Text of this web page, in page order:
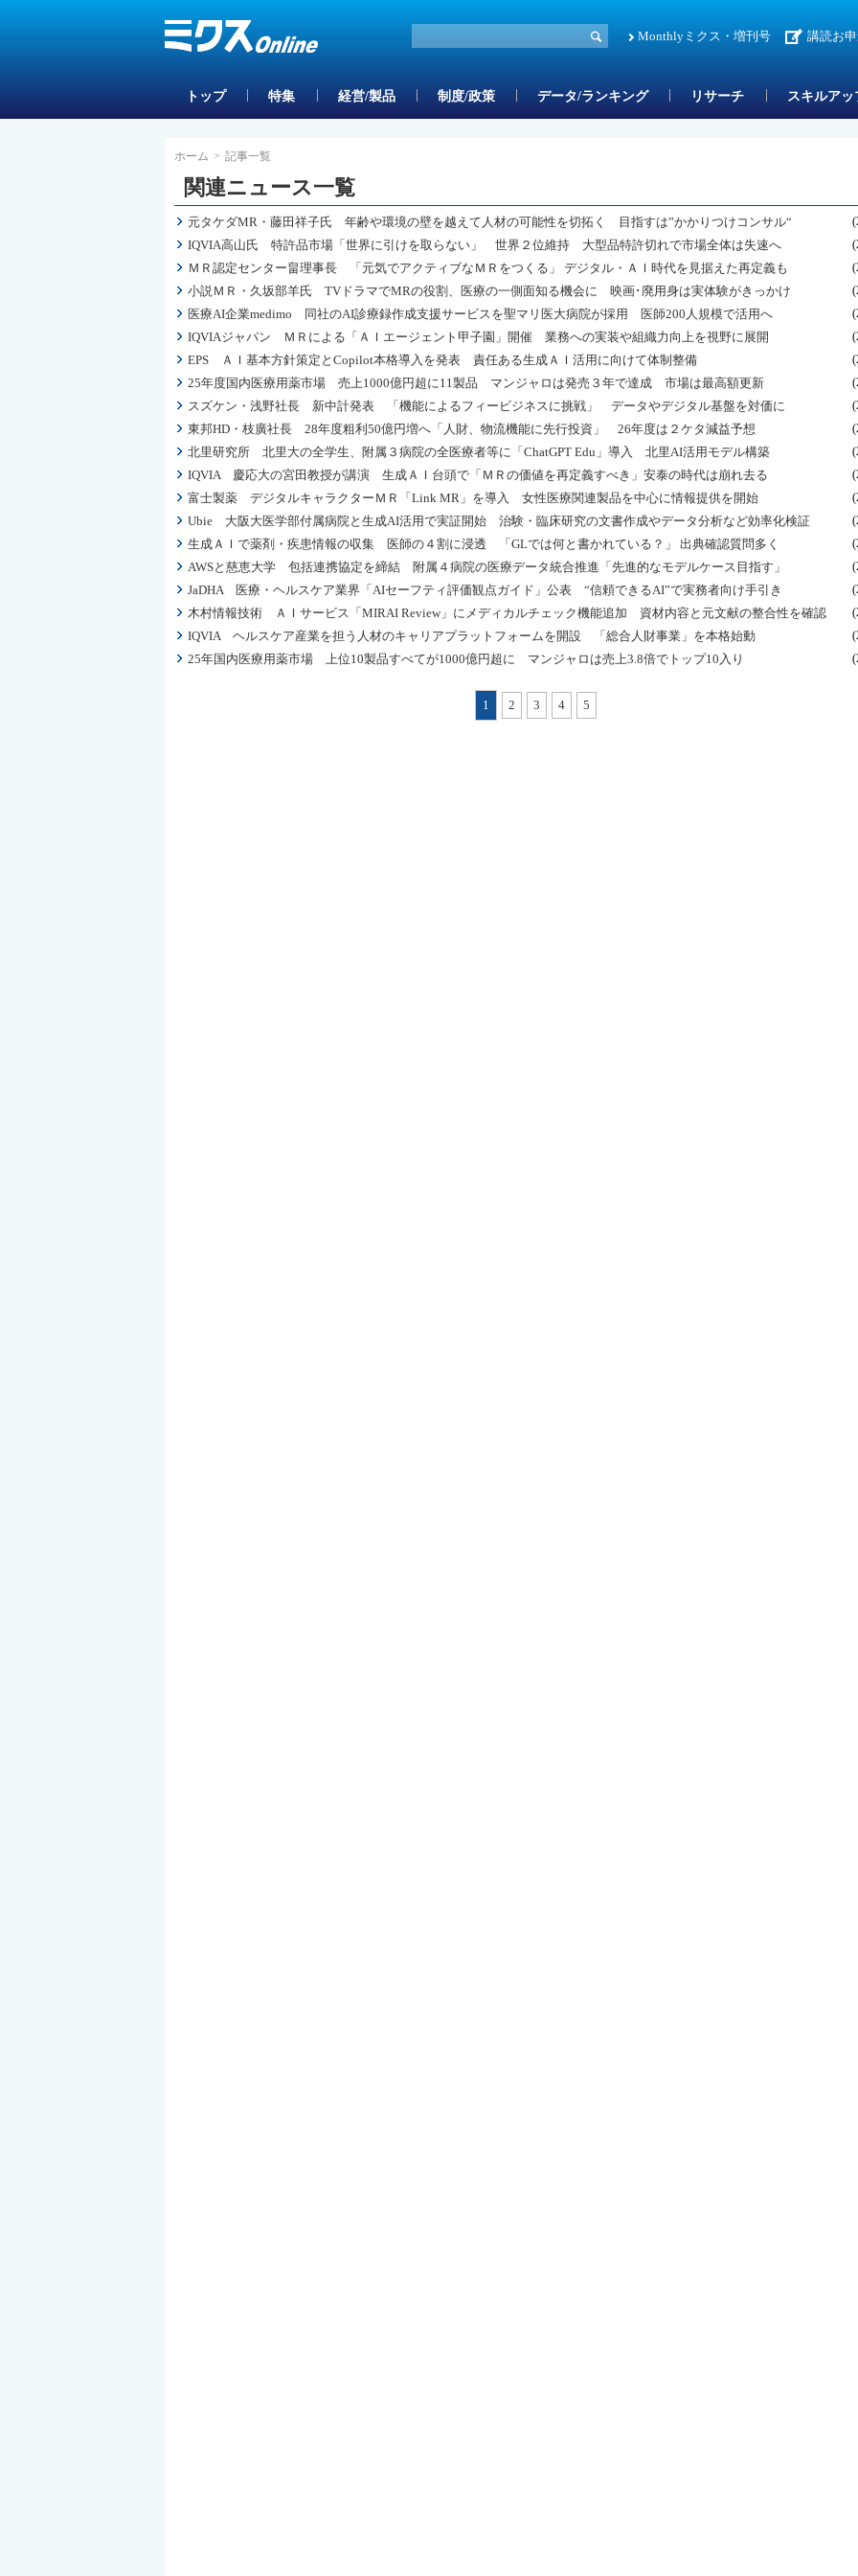
Monthlyミクス・増刊号 講読お
トップ 特集 経営/製品 制度/政策 データ/ランキング リサーチ スキルア
ホーム > 記事一覧
関連ニュース一覧
元タケダMR・藤田祥子氏 年齢や環境の壁を越えて人材の可能性を切拓く 目指すは”かかりつけコンサル“
IQVIA高山氏 特許品市場「世界に引けを取らない」 世界２位維持 大型品特許切れで市場全体は失速へ
ＭＲ認定センター畠理事長 「元気でアクティブなＭＲをつくる」 デジタル・ＡＩ時代を見据えた再定義も
小説ＭＲ・久坂部羊氏 TVドラマでMRの役割、医療の一側面知る機会に 映画･廃用身は実体験がきっかけ
医療AI企業medimo 同社のAI診療録作成支援サービスを聖マリ医大病院が採用 医師200人規模で活用へ
IQVIAジャパン ＭＲによる「ＡＩエージェント甲子園」開催 業務への実装や組織力向上を視野に展開
EPS ＡＩ基本方針策定とCopilot本格導入を発表 責任ある生成ＡＩ活用に向けて体制整備
25年度国内医療用薬市場 売上1000億円超に11製品 マンジャロは発売３年で達成 市場は最高額更新
スズケン・浅野社長 新中計発表 「機能によるフィービジネスに挑戦」 データやデジタル基盤を対価に
東邦HD・枝廣社長 28年度粗利50億円増へ「人財、物流機能に先行投資」 26年度は２ケタ減益予想
北里研究所 北里大の全学生、附属３病院の全医療者等に「ChatGPT Edu」導入 北里AI活用モデル構築
IQVIA 慶応大の宮田教授が講演 生成ＡＩ台頭で「ＭＲの価値を再定義すべき」安泰の時代は崩れ去る
富士製薬 デジタルキャラクターＭＲ「Link MR」を導入 女性医療関連製品を中心に情報提供を開始
Ubie 大阪大医学部付属病院と生成AI活用で実証開始 治験・臨床研究の文書作成やデータ分析など効率化検証
生成ＡＩで薬剤・疾患情報の収集 医師の４割に浸透 「GLでは何と書かれている？」 出典確認質問多く
AWSと慈恵大学 包括連携協定を締結 附属４病院の医療データ統合推進「先進的なモデルケース目指す」
JaDHA 医療・ヘルスケア業界「AIセーフティ評価観点ガイド」公表 “信頼できるAI”で実務者向け手引き
木村情報技術 ＡＩサービス「MIRAI Review」にメディカルチェック機能追加 資材内容と元文献の整合性を確認
IQVIA ヘルスケア産業を担う人材のキャリアプラットフォームを開設 「総合人財事業」を本格始動
25年国内医療用薬市場 上位10製品すべてが1000億円超に マンジャロは売上3.8倍でトップ10入り
1 2 3 4 5